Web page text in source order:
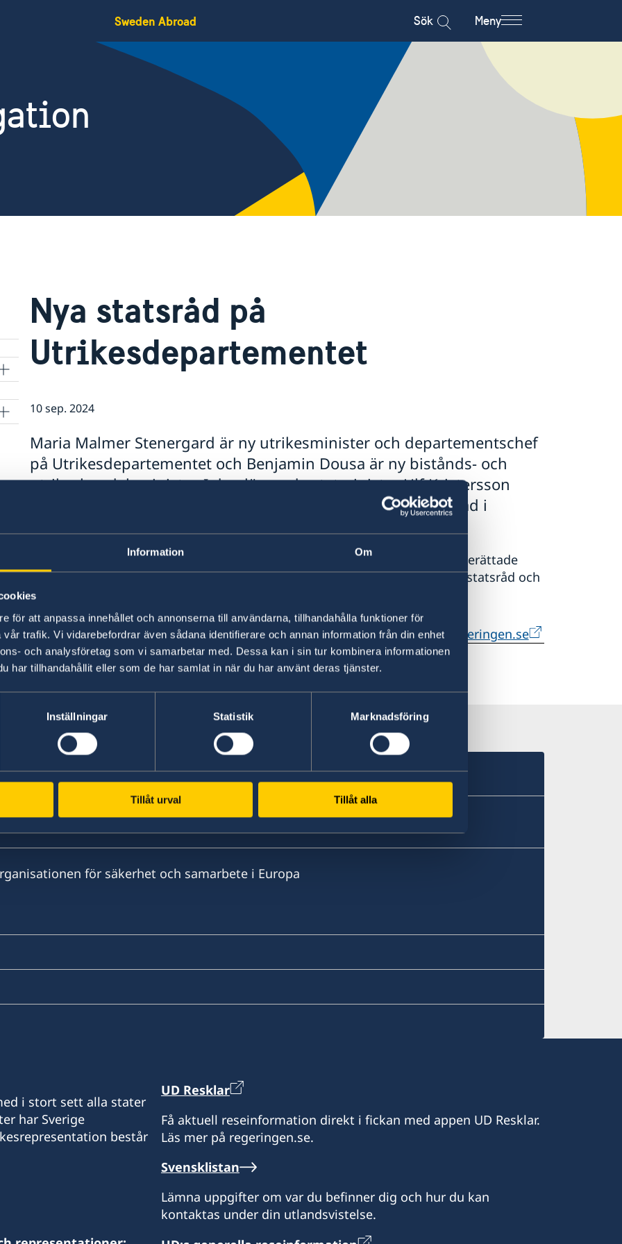
Information Om
för att anpassa innehållet och annonserna till användarna, tillhandahålla funktioner för
trafik. Vi vidarebefordrar även sådana identifierare och annan information från din enhet
och analysföretag som vi samarbetar med. Dessa kan i sin tur kombinera informationen
har tillhandahållit eller som de har samlat in när du har använt deras tjänster.
Inställningar Statistik Marknadsföring
Tillåt urval Tillåt alla
Sweden Abroad Sök Meny
Nya statsråd på
Utrikesdepartementet
10 sep. 2024
Maria Malmer Stenergard är ny utrikesminister och departementschef
på Utrikesdepartementet och Benjamin Dousa är ny bistånds- och
utrikeshandelsminister. I dag lämnade statminister Ulf Kristersson
regeringsförklaringen till riksdagen och anmälde nya statsråd i
I dag, tisdagen den 10 september, i samband med regeringsförklaringen berättade
statsminister Ulf Kristersson om förändringar i regeringen. Det är två nya statsråd och
fyra statsråd som byter ministerpost.
Statsminister Ulf Kristersson presenterade förändringar i regeringen - Regeringen.se
Senast uppdaterad 11 sep. 2024, 10.00
för säkerhet och samarbete i Europa
i stort sett alla stater
har Sverige
består
UD Resklar
Få aktuell reseinformation direkt i fickan med appen UD Resklar.
Läs mer på regeringen.se.
Svensklistan
Lämna uppgifter om var du befinner dig och hur du kan
kontaktas under din utlandsvistelse.